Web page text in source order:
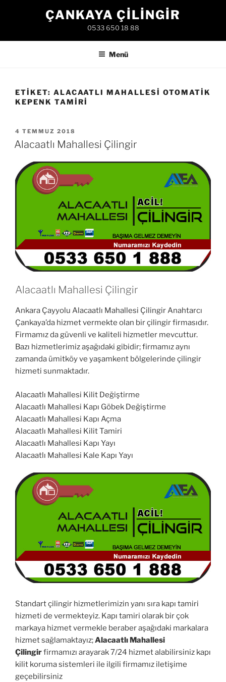
ÇANKAYA ÇILINGIR
0533 650 18 88
Menü
ETIKET: ALACAATLI MAHALLESI OTOMATIK
KEPENK TAMIRI
YAYIM
TARIHI
4 TEMMUZ 2018
Alacaatlı Mahallesi Çilingir
Alacaatlı Mahallesi Çilingir
Ankara Çayyolu Alacaatlı Mahallesi Çilingir Anahtarcı
Çankaya’da hizmet vermekte olan bir çilingir firmasıdır.
Firmamız da güvenli ve kaliteli hizmetler mevcuttur.
Bazı hizmetlerimiz aşağıdaki gibidir; firmamız aynı
zamanda ümitköy ve yaşamkent bölgelerinde çilingir
hizmeti sunmaktadır.
Alacaatlı Mahallesi Kilit Değiştirme
Alacaatlı Mahallesi Kapı Göbek Değiştirme
Alacaatlı Mahallesi Kapı Açma
Alacaatlı Mahallesi Kilit Tamiri
Alacaatlı Mahallesi Kapı Yayı
Alacaatlı Mahallesi Kale Kapı Yayı
Standart çilingir hizmetlerimizin yanı sıra kapı tamiri
hizmeti de vermekteyiz. Kapı tamiri olarak bir çok
markaya hizmet vermekle beraber aşağıdaki markalara
hizmet sağlamaktayız;Alacaatlı Mahallesi
Çilingirfirmamızı arayarak 7/24 hizmet alabilirsiniz kapı
kilit koruma sistemleri ile ilgili firmamız iletişime
geçebilirsiniz